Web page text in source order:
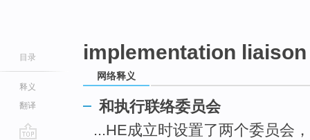
目录
释义
翻译
implementation
网络释义
和执行联络委员会
...HE成立时设置了两个委员会